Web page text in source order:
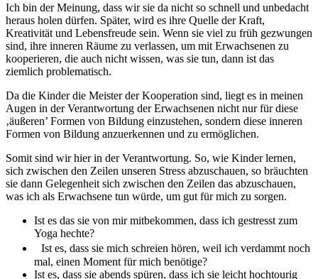
Ich bin der Meinung, dass wir sie da nicht so schnell und unbedacht
heraus holen dürfen. Später, wird es ihre Quelle der Kraft,
Kreativität und Lebensfreude sein. Wenn sie viel zu früh gezwungen
sind, ihre inneren Räume zu verlassen, um mit Erwachsenen zu
kooperieren, die auch nicht wissen, was sie tun, dann ist das
ziemlich problematisch.
Da die Kinder die Meister der Kooperation sind, liegt es in meinen
Augen in der Verantwortung der Erwachsenen nicht nur für diese
‚äußeren’ Formen von Bildung einzustehen, sondern diese inneren
Formen von Bildung anzuerkennen und zu ermöglichen.
Somit sind wir hier in der Verantwortung. So, wie Kinder lernen,
sich zwischen den Zeilen unseren Stress abzuschauen, so bräuchten
sie dann Gelegenheit sich zwischen den Zeilen das abzuschauen,
was ich als Erwachsene tun würde, um gut für mich zu sorgen.
Ist es das sie von mir mitbekommen, dass ich gestresst zum
Yoga hechte?
Ist es, dass sie mich schreien hören, weil ich verdammt noch
mal, einen Moment für mich benötige?
Ist es, dass sie abends spüren, dass ich sie leicht hochtourig